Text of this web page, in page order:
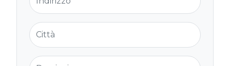
Città
Provincia